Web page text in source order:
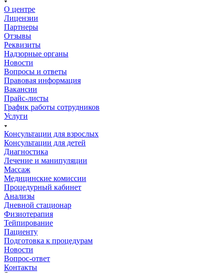
О центре
Лицензии
Партнеры
Отзывы
Реквизиты
Надзорные органы
Новости
Вопросы и ответы
Правовая информация
Вакансии
Прайс-листы
График работы сотрудников
Услуги
Консультации для взрослых
Консультации для детей
Диагностика
Лечение и манипуляции
Массаж
Медицинские комиссии
Процедурный кабинет
Анализы
Дневной стационар
Физиотерапия
Тейпирование
Пациенту
Подготовка к процедурам
Новости
Вопрос-ответ
Контакты